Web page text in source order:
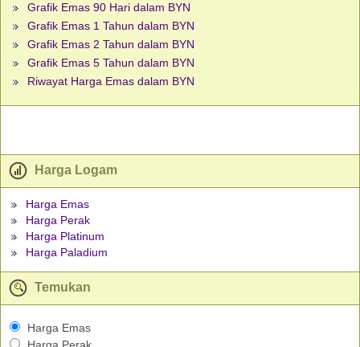
Grafik Emas 90 Hari dalam BYN
Grafik Emas 1 Tahun dalam BYN
Grafik Emas 2 Tahun dalam BYN
Grafik Emas 5 Tahun dalam BYN
Riwayat Harga Emas dalam BYN
Harga Logam
Harga Emas
Harga Perak
Harga Platinum
Harga Paladium
Temukan
Harga Emas